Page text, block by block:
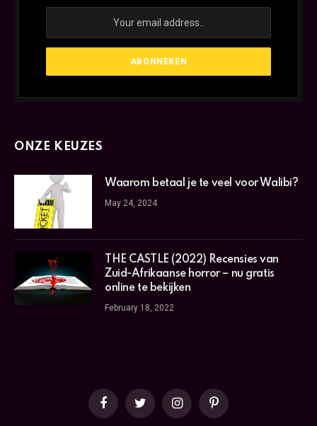
ONZE KEUZES
Waarom betaal je te veel voor Walibi?
May 24, 2024
THE CASTLE (2022) Recensies van
Zuid-Afrikaanse horror – nu gratis
online te bekijken
February 18, 2022
FacebookTwitter InstagramPinterest